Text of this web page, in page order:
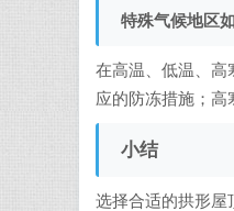
特殊气候地区
在高温、低温、高
应的防冻措施；高
小结
选择合适的拱形屋